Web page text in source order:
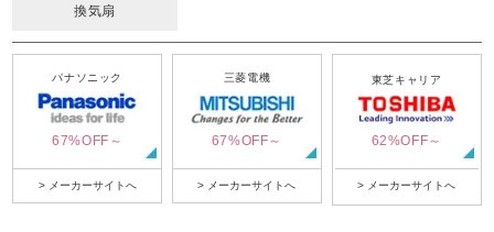
換気扇
パナソニック
67%OFF～
> メーカーサイトへ
三菱電機
67%OFF～
> メーカーサイトへ
東芝キャリア
62%OFF～
> メーカーサイトへ